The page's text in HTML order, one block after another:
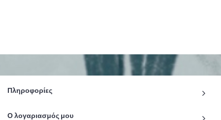
Πληροφορίες
Ο λογαριασμός μου